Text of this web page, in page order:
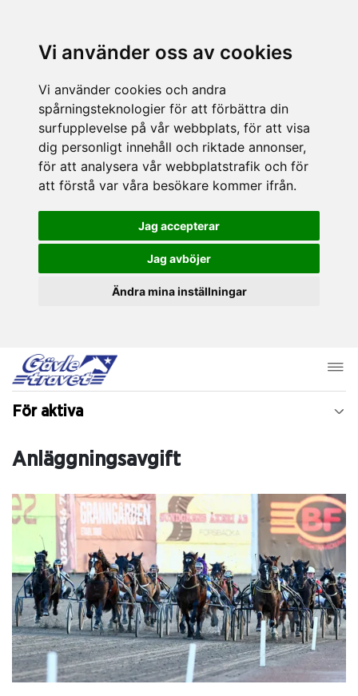
Vi använder oss av cookies
Vi använder cookies och andra
spårningsteknologier för att förbättra din
surfupplevelse på vår webbplats, för att visa
dig personligt innehåll och riktade annonser,
för att analysera vår webbplatstrafik och för
att förstå var våra besökare kommer ifrån.
Jag accepterar
Jag avböjer
Ändra mina inställningar
För aktiva
Anläggningsavgift